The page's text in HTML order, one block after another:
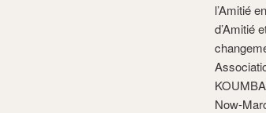
l’Amitié
d’Amitié
Now-